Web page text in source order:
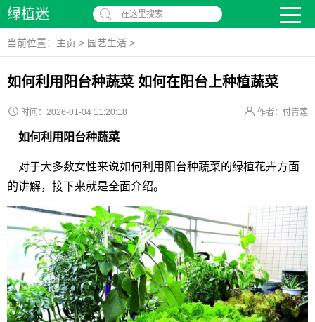
绿植迷 在这里搜索
当前位置： 主页 > 园艺生活 >
如何利用阳台种蔬菜 如何在阳台上种植蔬菜
时间：2026-01-04 11:20:18 作者：付青莲
如何利用阳台种蔬菜
对于大多数女性来说如何利用阳台种蔬菜的绿植花卉方面
的讲解，接下来就是全面介绍。